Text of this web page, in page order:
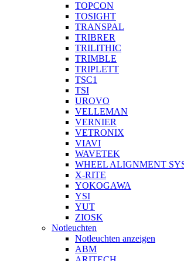
TOPCON
TOSIGHT
TRANSPAL
TRIBRER
TRILITHIC
TRIMBLE
TRIPLETT
TSC1
TSI
UROVO
VELLEMAN
VERNIER
VETRONIX
VIAVI
WAVETEK
WHEEL ALIGNMENT
X-RITE
YOKOGAWA
YSI
YUT
ZIOSK
Notleuchten
Notleuchten anzeigen
ABM